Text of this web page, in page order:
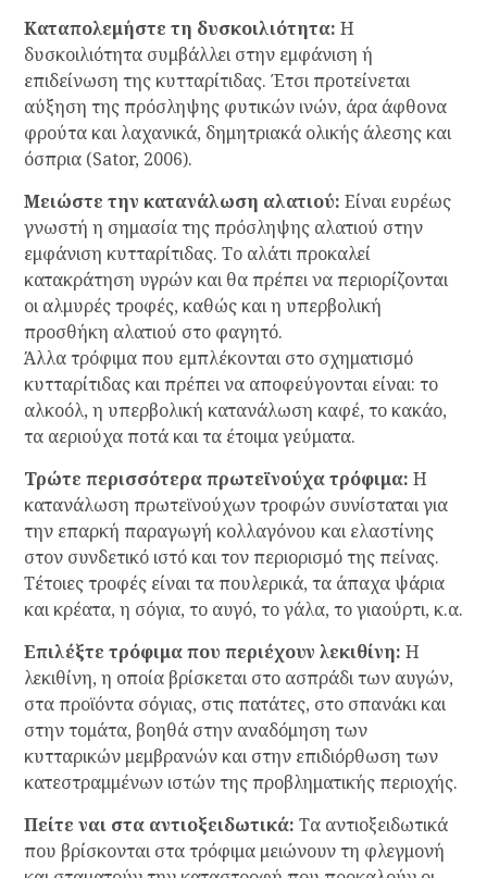
Καταπολεμήστε τη δυσκοιλιότητα: Η
δυσκοιλιότητα συμβάλλει στην εμφάνιση ή
επιδείνωση της κυτταρίτιδας. Έτσι προτείνεται
αύξηση της πρόσληψης φυτικών ινών, άρα άφθονα
φρούτα και λαχανικά, δημητριακά ολικής άλεσης και
όσπρια (Sator, 2006).
Μειώστε την κατανάλωση αλατιού: Είναι ευρέως
γνωστή η σημασία της πρόσληψης αλατιού στην
εμφάνιση κυτταρίτιδας. Το αλάτι προκαλεί
κατακράτηση υγρών και θα πρέπει να περιορίζονται
οι αλμυρές τροφές, καθώς και η υπερβολική
προσθήκη αλατιού στο φαγητό.
Άλλα τρόφιμα που εμπλέκονται στο σχηματισμό
κυτταρίτιδας και πρέπει να αποφεύγονται είναι: το
αλκοόλ, η υπερβολική κατανάλωση καφέ, το κακάο,
τα αεριούχα ποτά και τα έτοιμα γεύματα.
Τρώτε περισσότερα πρωτεϊνούχα τρόφιμα: Η
κατανάλωση πρωτεϊνούχων τροφών συνίσταται για
την επαρκή παραγωγή κολλαγόνου και ελαστίνης
στον συνδετικό ιστό και τον περιορισμό της πείνας.
Τέτοιες τροφές είναι τα πουλερικά, τα άπαχα ψάρια
και κρέατα, η σόγια, το αυγό, το γάλα, το γιαούρτι, κ.α.
Επιλέξτε τρόφιμα που περιέχουν λεκιθίνη: Η
λεκιθίνη, η οποία βρίσκεται στο ασπράδι των αυγών,
στα προϊόντα σόγιας, στις πατάτες, στο σπανάκι και
στην τομάτα, βοηθά στην αναδόμηση των
κυτταρικών μεμβρανών και στην επιδιόρθωση των
κατεστραμμένων ιστών της προβληματικής περιοχής.
Πείτε ναι στα αντιοξειδωτικά: Τα αντιοξειδωτικά
που βρίσκονται στα τρόφιμα μειώνουν τη φλεγμονή